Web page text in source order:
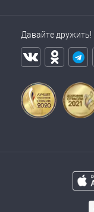
Давайте дружить!